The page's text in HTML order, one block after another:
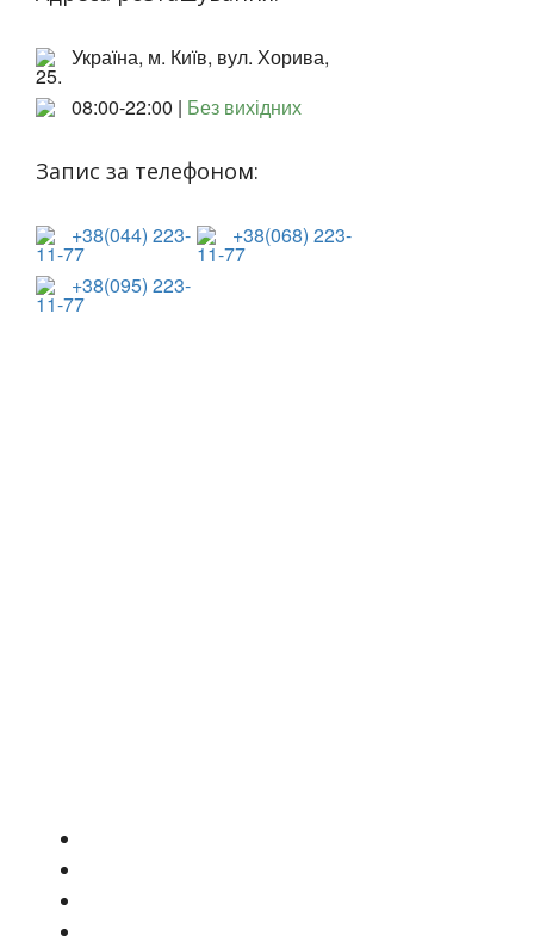
Україна, м. Київ, вул. Хорива,
25.
08:00-22:00 | Без вихідних
Запис за телефоном:
+38(044) 223-
11-77
+38(068) 223-
11-77
+38(095) 223-
11-77